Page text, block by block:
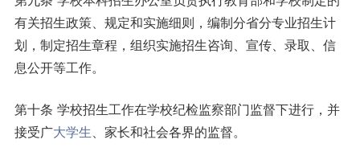
有关招生政策、规定和实施细则，编制分省分专业招生计
划，制定招生章程，组织实施招生咨询、宣传、录取、信
息公开等工作。
第十条 学校招生工作在学校纪检监察部门监督下进行，并
接受广大学生、家长和社会各界的监督。